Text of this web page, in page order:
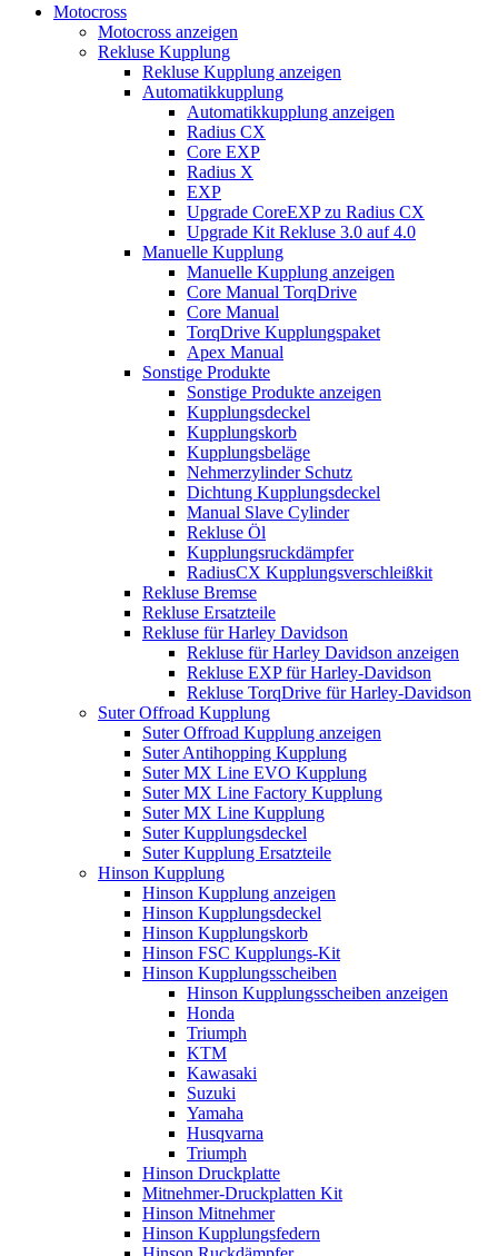
Motocross
Motocross anzeigen
Rekluse Kupplung
Rekluse Kupplung anzeigen
Automatikkupplung
Automatikkupplung anzeigen
Radius CX
Core EXP
Radius X
EXP
Upgrade CoreEXP zu Radius CX
Upgrade Kit Rekluse 3.0 auf 4.0
Manuelle Kupplung
Manuelle Kupplung anzeigen
Core Manual TorqDrive
Core Manual
TorqDrive Kupplungspaket
Apex Manual
Sonstige Produkte
Sonstige Produkte anzeigen
Kupplungsdeckel
Kupplungskorb
Kupplungsbeläge
Nehmerzylinder Schutz
Dichtung Kupplungsdeckel
Manual Slave Cylinder
Rekluse Öl
Kupplungsruckdämpfer
RadiusCX Kupplungsverschleißkit
Rekluse Bremse
Rekluse Ersatzteile
Rekluse für Harley Davidson
Rekluse für Harley Davidson anzeigen
Rekluse EXP für Harley-Davidson
Rekluse TorqDrive für Harley-Davidson
Suter Offroad Kupplung
Suter Offroad Kupplung anzeigen
Suter Antihopping Kupplung
Suter MX Line EVO Kupplung
Suter MX Line Factory Kupplung
Suter MX Line Kupplung
Suter Kupplungsdeckel
Suter Kupplung Ersatzteile
Hinson Kupplung
Hinson Kupplung anzeigen
Hinson Kupplungsdeckel
Hinson Kupplungskorb
Hinson FSC Kupplungs-Kit
Hinson Kupplungsscheiben
Hinson Kupplungsscheiben anzeigen
Honda
Triumph
KTM
Kawasaki
Suzuki
Yamaha
Husqvarna
Triumph
Hinson Druckplatte
Mitnehmer-Druckplatten Kit
Hinson Mitnehmer
Hinson Kupplungsfedern